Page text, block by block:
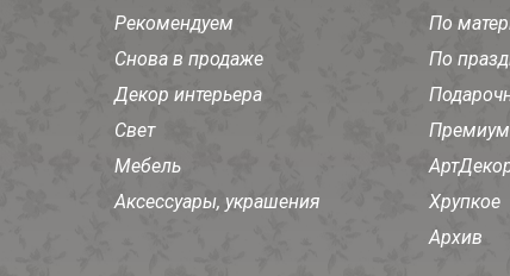
Рекомендуем
Снова в продаже
Декор интерьера
Свет
Мебель
Аксессуары, украшения
По
По
Премиум
Хрупкое
Архив